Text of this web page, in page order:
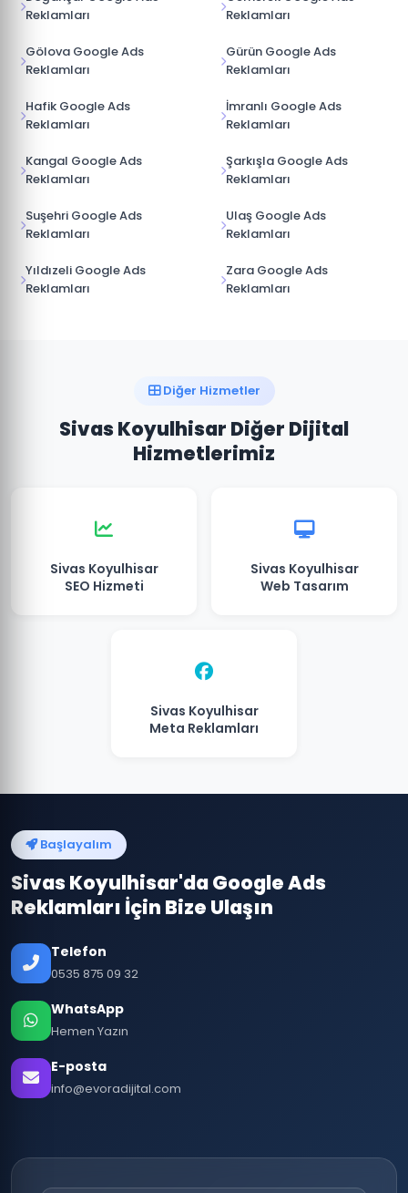
Reklamları
Reklamları
Gölova Google Ads
Reklamları
Gürün Google Ads
Reklamları
Hafik Google Ads
Reklamları
İmranlı Google Ads
Reklamları
Kangal Google Ads
Reklamları
Şarkışla Google Ads
Reklamları
Suşehri Google Ads
Reklamları
Ulaş Google Ads
Reklamları
Yıldızeli Google Ads
Reklamları
Zara Google Ads
Reklamları
Diğer Hizmetler
Sivas Koyulhisar Diğer Dijital
Hizmetlerimiz
Sivas Koyulhisar
SEO Hizmeti
Sivas Koyulhisar
Web Tasarım
Sivas Koyulhisar
Meta Reklamları
Başlayalım
Sivas Koyulhisar'da Google Ads
Reklamları İçin Bize Ulaşın
Telefon
0535 875 09 32
WhatsApp
Hemen Yazın
E-posta
info@evoradijital.com